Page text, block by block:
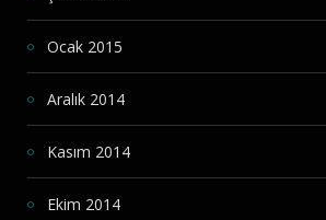
Ocak 2015
Aralık 2014
Kasım 2014
Ekim 2014